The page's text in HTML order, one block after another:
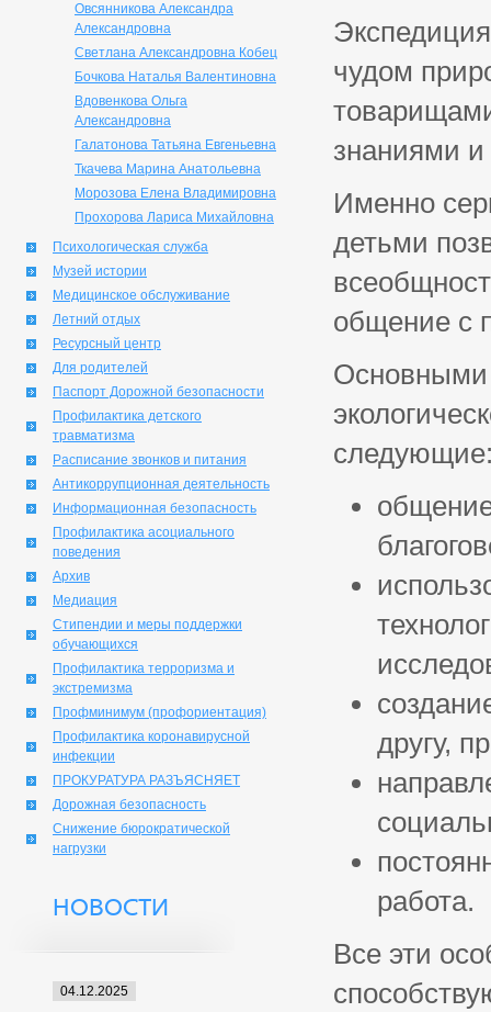
Овсянникова Александра
Александровна
Светлана Александровна Кобец
Бочкова Наталья Валентиновна
Вдовенкова Ольга
Александровна
Галатонова Татьяна Евгеньевна
Ткачева Марина Анатольевна
Морозова Елена Владимировна
Прохорова Лариса Михайловна
Психологическая служба
Музей истории
Медицинское обслуживание
Летний отдых
Ресурсный центр
Для родителей
Паспорт Дорожной безопасности
Профилактика детского
травматизма
Расписание звонков и питания
Антикоррупционная деятельность
Информационная безопасность
Профилактика асоциального
поведения
Архив
Медиация
Стипендии и меры поддержки
обучающихся
Профилактика терроризма и
экстремизма
Профминимум (профориентация)
Профилактика коронавирусной
инфекции
ПРОКУРАТУРА РАЗЪЯСНЯЕТ
Дорожная безопасность
Снижение бюрократической
нагрузки
НОВОСТИ
04.12.2025
чудом
знаниями и
Именно
детьми
общение с
Основными
другу,
работа.
Все эти